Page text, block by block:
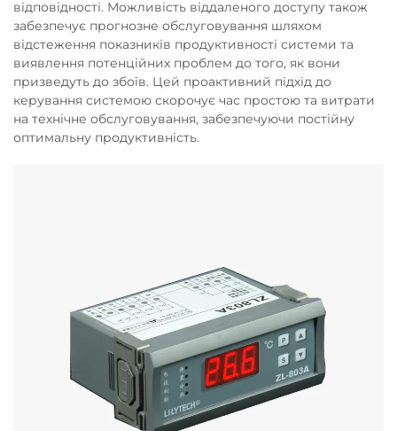
відповідності. Можливість віддаленого доступу також
забезпечує прогнозне обслуговування шляхом
відстеження показників продуктивності системи та
виявлення потенційних проблем до того, як вони
призведуть до збоїв. Цей проактивний підхід до
керування системою скорочує час простою та витрати
на технічне обслуговування, забезпечуючи постійну
оптимальну продуктивність.